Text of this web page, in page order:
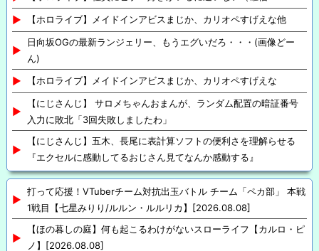
【ホロライブ】メイドインアビスまじか、カリオペすげえな他
日向坂OGの最新ランジェリー、もうエグいだろ・・・(画像どー
ん)
【ホロライブ】メイドインアビスまじか、カリオペすげえな
【にじさんじ】 サロメちゃんおまんが、ランダム配置の暗証番号
入力に敗北「3回失敗しましたわ」
【にじさんじ】五木、長尾に表計算ソフトの便利さを理解らせる
『エクセルに感動してるおじさん見てなんか感動する』
打って応援！VTuberチーム対抗出玉バトル チーム「ペカ部」 本戦
1戦目【七星みりり/ルルン・ルルリカ】[2026.08.08]
【ほの暮しの庭】何も起こるわけがないスローライフ【カルロ・ピ
ノ】[2026.08.08]